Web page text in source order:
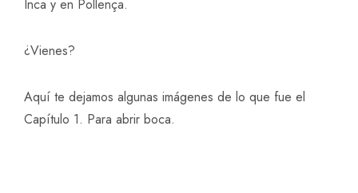
Inca y en Pollença.
¿Vienes?
Aquí te dejamos algunas imágenes de lo que fue el
Capítulo 1. Para abrir boca.